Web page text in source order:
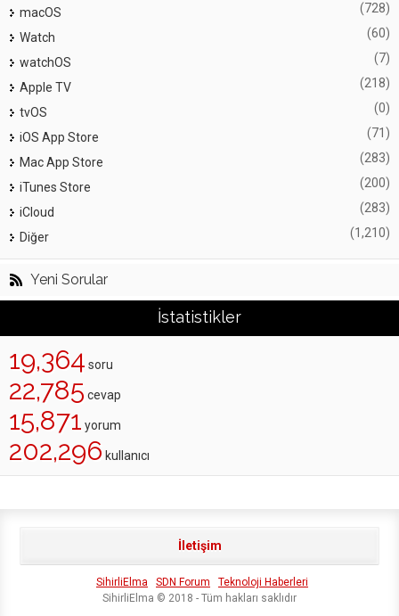
macOS (728)
Watch (60)
watchOS (7)
Apple TV (218)
tvOS (0)
iOS App Store (71)
Mac App Store (283)
iTunes Store (200)
iCloud (283)
Diğer (1,210)
Yeni Sorular
İstatistikler
19,364 soru
22,785 cevap
15,871 yorum
202,296 kullanıcı
İletişim
SihirliElma SDN Forum
Teknoloji Haberleri
SihirliElma © 2018 - Tüm hakları saklıdır